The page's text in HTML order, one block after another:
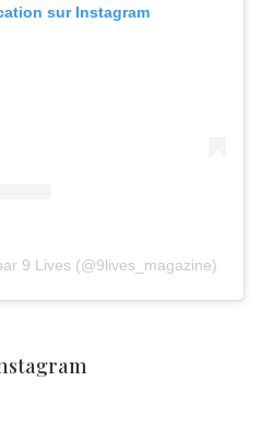
sur Instagram
9 Lives (@9lives_magazine)